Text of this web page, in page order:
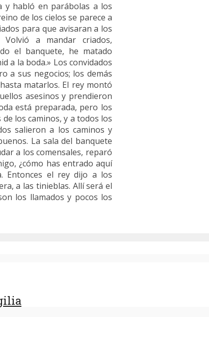
y habló en parábolas a los
de los cielos se parece a
para que avisaran a los
a mandar criados,
el banquete, he matado
a la boda.» Los convidados
a sus negocios; los demás
matarlos. El rey montó
asesinos y prendieron
está preparada, pero los
los caminos, y a todos los
salieron a los caminos y
La sala del banquete
a los comensales, reparó
¿cómo has entrado aquí
Entonces el rey dijo a los
a las tinieblas. Allí será el
los llamados y pocos los